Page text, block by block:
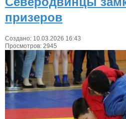
призеров
Создано: 10.03.2026 16:43
Просмотров: 2945